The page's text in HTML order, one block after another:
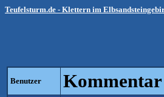
Teufelsturm.de - Klettern im
Benutzer Kommentar